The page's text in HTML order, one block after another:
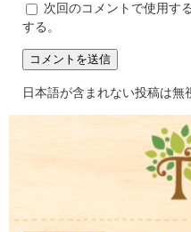
次回のコメントで使用す
する。
日本語が含まれない投稿は